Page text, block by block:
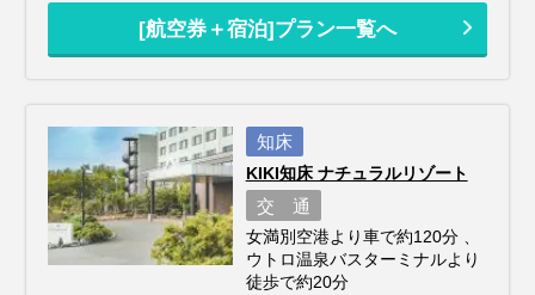
[航空券＋宿泊]プラン一覧へ
知床
KIKI知床 ナチュラルリゾート
交 通
女満別空港より車で約120分 、
ウトロ温泉バスターミナルより
徒歩で約20分